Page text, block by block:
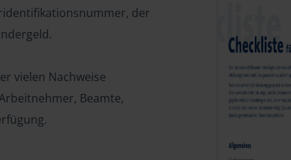
der
vielen Nachweise
Beamte,